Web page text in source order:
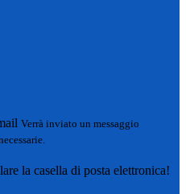
Verrà inviato un messaggio
la casella di posta elettronica!